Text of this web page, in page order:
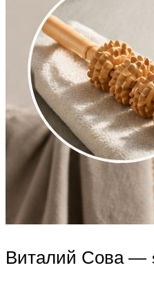
Виталий Сова —